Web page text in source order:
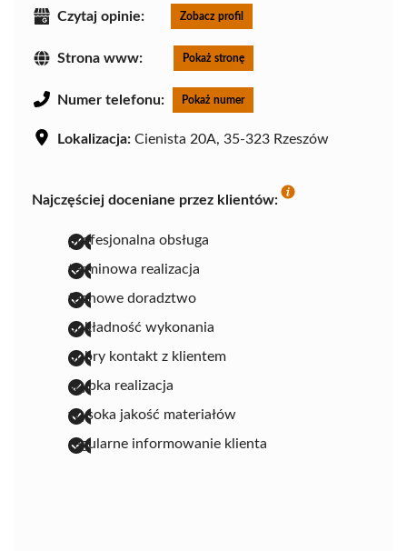
Czytaj opinie: Zobacz profil
Strona www: Pokaż stronę
Numer telefonu: Pokaż numer
Lokalizacja: Cienista 20A, 35-323 Rzeszów
Najczęściej doceniane przez klientów:
profesjonalna obsługa
terminowa realizacja
fachowe doradztwo
dokładność wykonania
dobry kontakt z klientem
szybka realizacja
wysoka jakość materiałów
regularne informowanie klienta